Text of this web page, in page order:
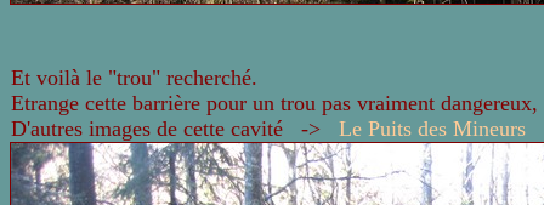
Et voilà le "trou" recherché.
Etrange cette barrière pour un trou pas vraiment
D'autres images de cette cavité -> Le Puits des Mineurs